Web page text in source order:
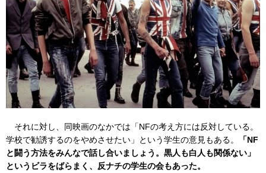
それに対し、同映画のなかでは「NFの考え方には反対している。
学校で勧誘するのをやめさせたい」という学生の意見もある。
「NF
と闘う方法をみんなで話し合いましょう。黒人も白人も関係ない」
というビラをばらまく、反ナチの学生の会もあった。